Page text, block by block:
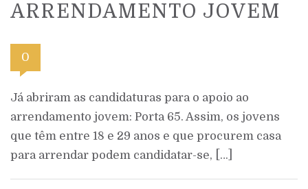
ARRENDAMENTO JOVEM
0
Já abriram as candidaturas para o apoio ao
arrendamento jovem: Porta 65. Assim, os jovens
que têm entre 18 e 29 anos e que procurem casa
para arrendar podem candidatar-se, […]